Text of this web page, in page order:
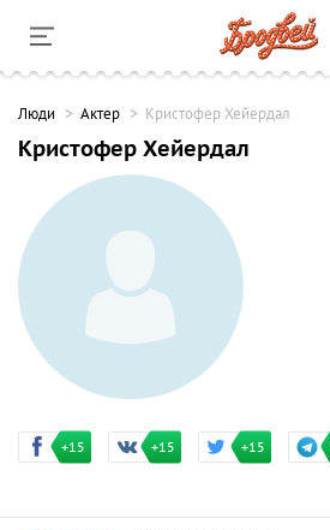
Люди Актер Кристофер Хейердал
Кристофер Хейердал
+15 +15 +15